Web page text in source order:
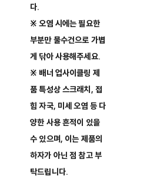
다.
※ 오염 시에는 필요한
부분만 물수건으로 가볍
게 닦아 사용해주세요.
※ 배너 업사이클링 제
품 특성상 스크래치, 접
힘 자국, 미세 오염 등 다
양한 사용 흔적이 있을
수 있으며, 이는 제품의
하자가 아닌 점 참고 부
탁드립니다.